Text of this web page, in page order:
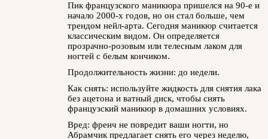
Пик французского маникюра пришелся на 90-е и
начало 2000-х годов, но он стал больше, чем
трендом нейл-арта. Сегодня маникюр считается
классическим видом. Он определяется
прозрачно-розовым или телесным лаком для
ногтей с белым кончиком.
Продолжительность жизни: до недели.
Как снять: используйте жидкость для снятия лака
без ацетона и ватный диск, чтобы снять
французский маникюр в домашних условиях.
Вред: френч не повредит ваши ногти, но
Абрамчик предлагает снять его через неделю,